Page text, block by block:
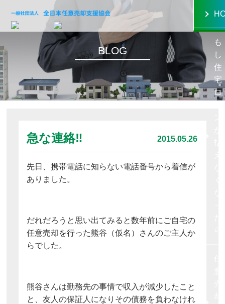
navigation
も
し
住
宅
ロ
BLOG
急な連絡‼ 2015.05.26
先日、携帯電話に知らない電話番号から着信が
ありました。
だれだろうと思い出てみると数年前にご自宅の
任意売却を行った熊谷（仮名）さんのご主人か
らでした。
熊谷さんは勤務先の事情で収入が減少したこと
と、友人の保証人になりその債務を負わなけれ